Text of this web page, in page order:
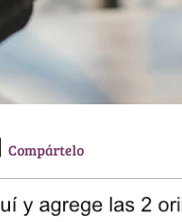
T
e
Compártelo